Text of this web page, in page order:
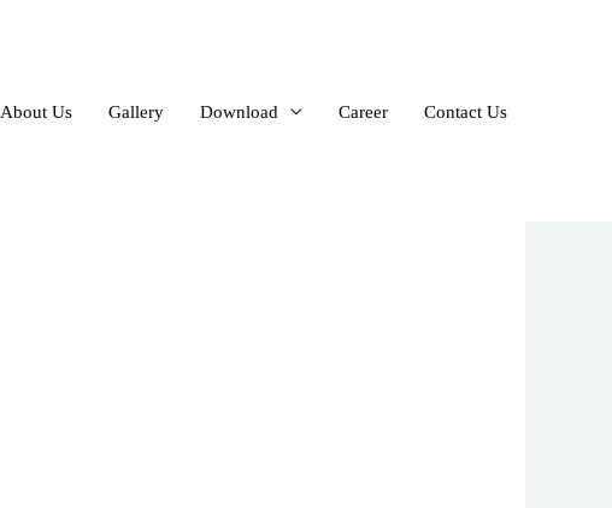
About Us Gallery Download Career Contact Us